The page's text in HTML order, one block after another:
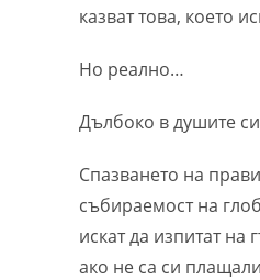
казват това, което
Но реално…
Дълбоко в душите
Спазването на
събираемост на
искат да изпитат на
ако не са си